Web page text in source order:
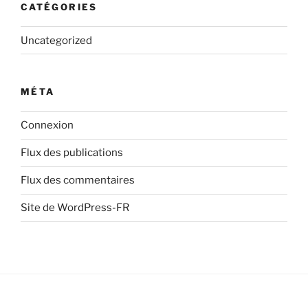
CATÉGORIES
Uncategorized
MÉTA
Connexion
Flux des publications
Flux des commentaires
Site de WordPress-FR